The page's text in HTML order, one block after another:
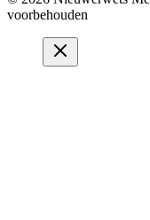
voorbehouden